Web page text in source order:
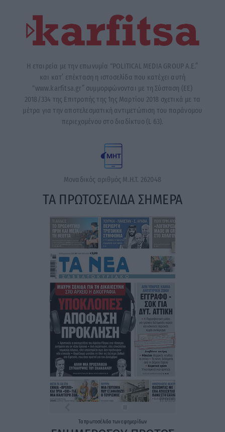
Η εταιρεία με την επωνυμία “POLITICAL MEDIA GROUP A.E.”
και κατ’ επέκταση η ιστοσελίδα που κατέχει αυτή
“www.karfitsa.gr” συμμορφώνονται με τη Σύσταση (ΕΕ)
2018/334 της Επιτροπής της 1ης Μαρτίου 2018 σχετικά με τα
μέτρα για την αποτελεσματική αντιμετώπιση του παράνομου
περιεχομένου στο διαδίκτυο (L 63).
Μοναδικός αριθμός Μ.Η.Τ. 262048
ΤΑ ΠΡΩΤΟΣΕΛΙΔΑ ΣΗΜΕΡΑ
Ταπρωτοσέλιδα τωνεφημερίδων